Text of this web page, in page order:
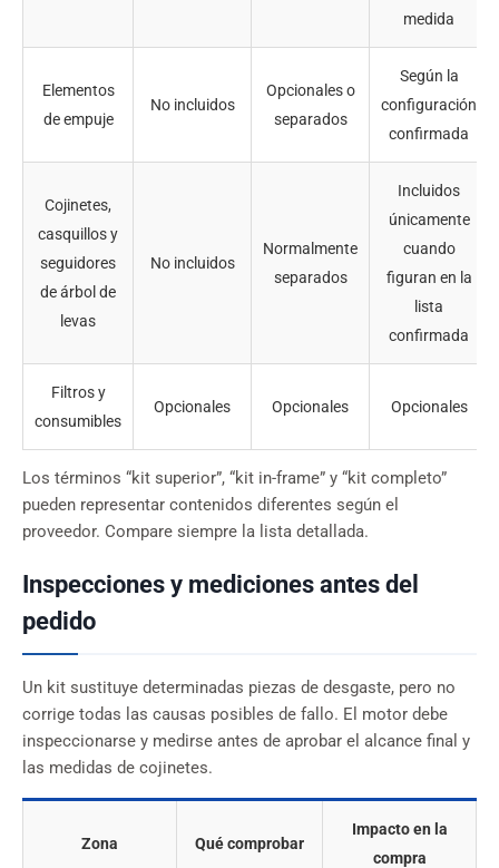
medida
Elementos
de empuje
No incluidos
Opcionales o
separados
Según la
configuración
confirmada
Cojinetes,
casquillos y
seguidores
de árbol de
levas
No incluidos
Normalmente
separados
Incluidos
únicamente
cuando
figuran en la
lista
confirmada
Filtros y
consumibles
Opcionales Opcionales Opcionales
Los términos “kit superior”, “kit in-frame” y “kit completo”
pueden representar contenidos diferentes según el
proveedor. Compare siempre la lista detallada.
Inspecciones y mediciones antes del
pedido
Un kit sustituye determinadas piezas de desgaste, pero no
corrige todas las causas posibles de fallo. El motor debe
inspeccionarse y medirse antes de aprobar el alcance final y
las medidas de cojinetes.
Zona Qué comprobar
Impacto en la
compra